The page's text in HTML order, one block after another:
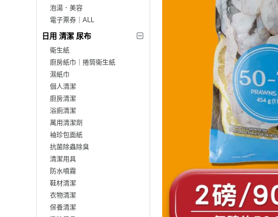
泡湯．美容
電子票券｜ALL
日用 清潔 尿布
衛生紙
廚房紙巾｜捲筒衛生紙
濕紙巾
個人清潔
廚房清潔
浴廁清潔
萬用清潔劑
袖珍包面紙
抗菌除蟲除臭
清潔用具
防水噴霧
鞋材清潔
衣物清潔
保養清潔